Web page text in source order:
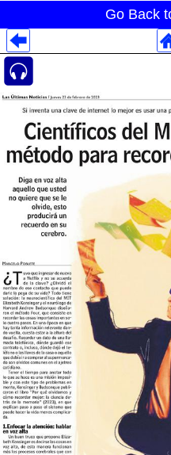
Go Back
Despliegues
Despliegues Totales
Despliegues por